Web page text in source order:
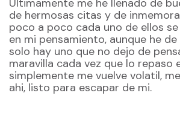
Ultimamente me he llenado de
de hermosas citas y de
poco a poco cada uno de ellos
en mi pensamiento, aunque he
solo hay uno que no dejo de
maravilla cada vez que lo repaso
simplemente me vuelve volatil,
ahi, listo para escapar de mi.